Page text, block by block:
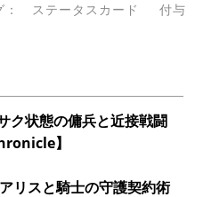
ステータスカード 付与
ク状態の傭兵と近接戦闘
】
リスと騎士の守護契約術